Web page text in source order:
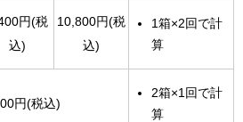
円(税
込)
10,800円(税
込)
1箱×2回で計
算
円(税込)
2箱×1回で計
算